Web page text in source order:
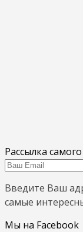
Рассылка
Введите Ваш
самые
Мы на Facebook